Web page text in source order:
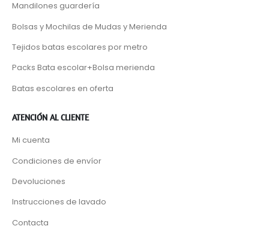
Mandilones guardería
Bolsas y Mochilas de Mudas y Merienda
Tejidos batas escolares por metro
Packs Bata escolar+Bolsa merienda
Batas escolares en oferta
ATENCIÓN AL CLIENTE
Mi cuenta
Condiciones de envíor
Devoluciones
Instrucciones de lavado
Contacta